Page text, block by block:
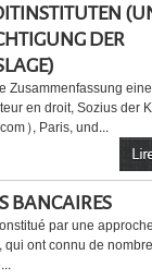
DER
Zusammenfassung
en droit, Sozius der
Paris, und...
BANCAIRES
par une
ont connu de